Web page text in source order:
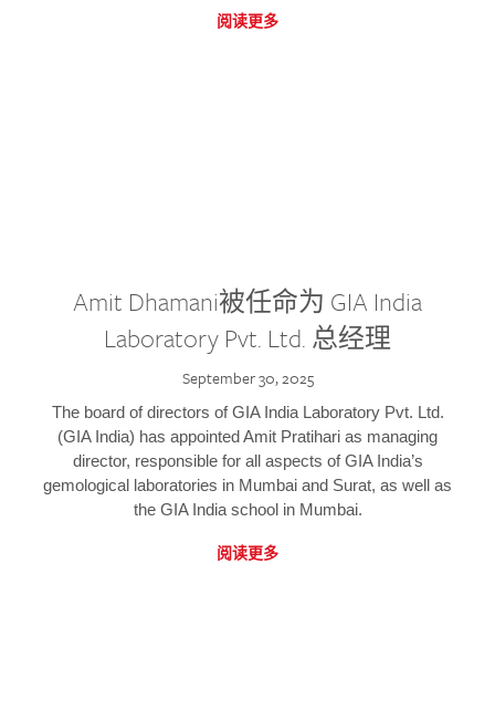
阅读更多
Amit Dhamani被任命为 GIA India
Laboratory Pvt. Ltd. 总经理
September 30, 2025
The board of directors of GIA India Laboratory Pvt. Ltd.
(GIA India) has appointed Amit Pratihari as managing
director, responsible for all aspects of GIA India’s
gemological laboratories in Mumbai and Surat, as well as
the GIA India school in Mumbai.
阅读更多